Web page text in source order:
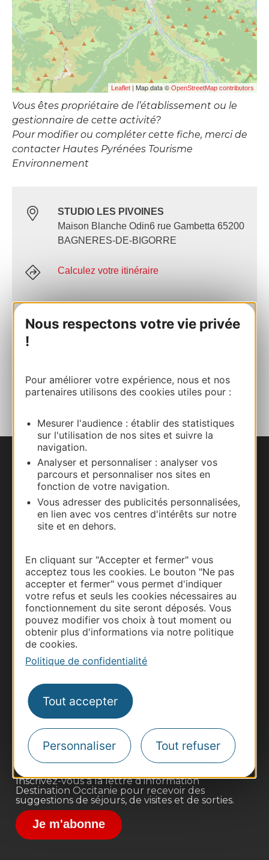
Nous respectons votre vie privée
!
Pour améliorer votre expérience, nous et nos
partenaires utilisons des cookies utiles pour :
Mesurer l'audience : établir des statistiques
sur l'utilisation de nos sites et suivre la
navigation.
Analyser et personnaliser : analyser vos
parcours et personnaliser nos sites en
fonction de votre navigation.
Vous adresser des publicités personnalisées,
en lien avec vos centres d'intérêts sur notre
site et en dehors.
En cliquant sur "Accepter et fermer" vous
acceptez tous les cookies. Le bouton "Ne pas
accepter et fermer" vous permet d'indiquer
votre refus et seuls les cookies nécessaires au
fonctionnement du site seront déposés. Vous
pouvez modifier vos choix à tout moment ou
obtenir plus d'informations via notre politique
de cookies.
Politique de confidentialité
Tout accepter
Personnaliser Tout refuser
Leaflet | Map data © OpenStreetMap contributors
Vous êtes propriétaire de l’établissement ou le
gestionnaire de cette activité?
Pour modifier ou compléter cette fiche, merci de
contacter Hautes Pyrénées Tourisme
Environnement
STUDIO LES PIVOINES
Maison Blanche Odin6 rue Gambetta 65200
BAGNERES-DE-BIGORRE
Calculez votre itinéraire
AJOUTER
AU CARNET
Nous contacter
Documentation
Thermalisme
Business/Mice
Pros d'Occitanie
Site presse et d'influence
Voyagistes
Destination Sport
Inscrivez-vous à la lettre d'information
Destination Occitanie pour recevoir des
suggestions de séjours, de visites et de sorties.
Je m'abonne